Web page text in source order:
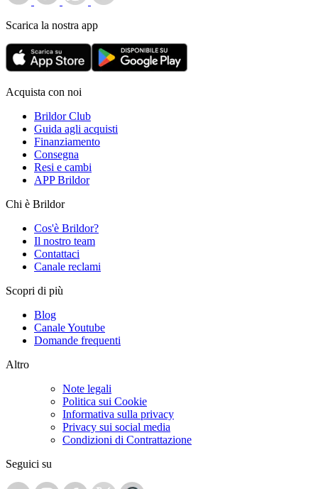
Scarica la nostra app
Acquista con noi
Brildor Club
Guida agli acquisti
Finanziamento
Consegna
Resi e cambi
APP Brildor
Chi è Brildor
Cos'è Brildor?
Il nostro team
Contattaci
Canale reclami
Scopri di più
Blog
Canale Youtube
Domande frequenti
Altro
Note legali
Politica sui Cookie
Informativa sulla privacy
Privacy sui social media
Condizioni di Contrattazione
Seguici su